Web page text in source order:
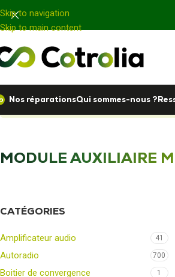
Panneau de gestion des cookies
Skip to navigation
Skip to main content
Nos réparationsQui sommes-nous ?
MODULE AUXILIAIRE
CATÉGORIES
Amplificateur audio 41
Autoradio 700
Boitier de convergence 1